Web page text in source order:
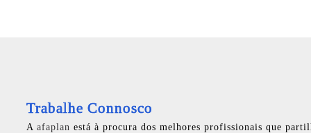
Trabalhe Connosco
A afaplan está à procura dos melhores profissionais que